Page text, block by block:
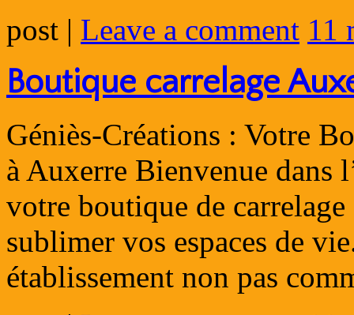
post | Leave a comment 11
Boutique carrelage
Géniès-Créations : Votre
à Auxerre Bienvenue dans
votre boutique de
sublimer vos espaces de
établissement non pas